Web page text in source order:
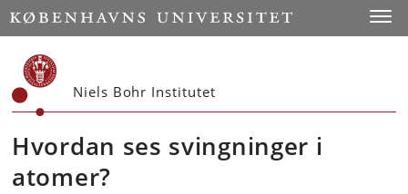
Start
Niels Bohr Institutet
Hvordan ses svingninger i
atomer?